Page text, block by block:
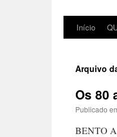
Início
Arquivo
Os 80
Publicado
BENTO